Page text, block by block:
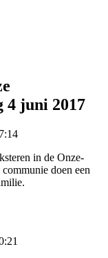
4 juni 2017
in de Onze-
doen een